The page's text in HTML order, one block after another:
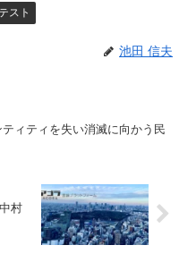
テスト
池田 信夫
ティティを失い消滅に向かう民
村